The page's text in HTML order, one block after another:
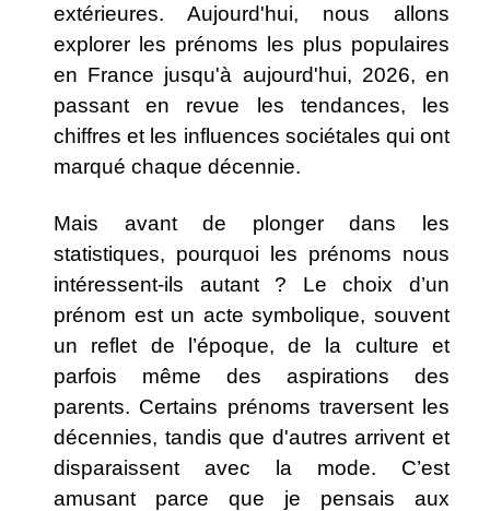
extérieures. Aujourd'hui, nous allons
explorer les prénoms les plus populaires
en France jusqu'à aujourd'hui, 2026, en
passant en revue les tendances, les
chiffres et les influences sociétales qui ont
marqué chaque décennie.
Mais avant de plonger dans les
statistiques, pourquoi les prénoms nous
intéressent-ils autant ? Le choix d’un
prénom est un acte symbolique, souvent
un reflet de l’époque, de la culture et
parfois même des aspirations des
parents. Certains prénoms traversent les
décennies, tandis que d'autres arrivent et
disparaissent avec la mode. C’est
amusant parce que je pensais aux